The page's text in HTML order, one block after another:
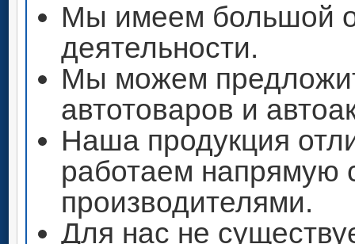
Мы имеем большой
деятельности.
Мы можем
автотоваров и
Наша продукция
работаем напрямую
производителями.
Для нас не